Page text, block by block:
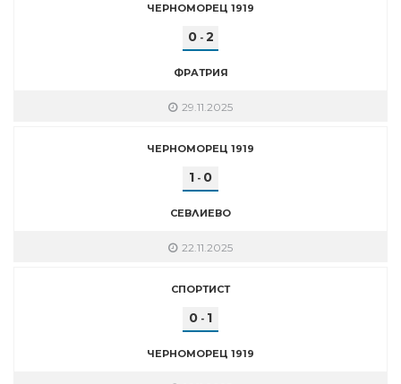
ЧЕРНОМОРЕЦ 1919
0- 2
ФРАТРИЯ
29.11.2025
ЧЕРНОМОРЕЦ 1919
1 - 0
СЕВЛИЕВО
22.11.2025
СПОРТИСТ
0 - 1
ЧЕРНОМОРЕЦ 1919